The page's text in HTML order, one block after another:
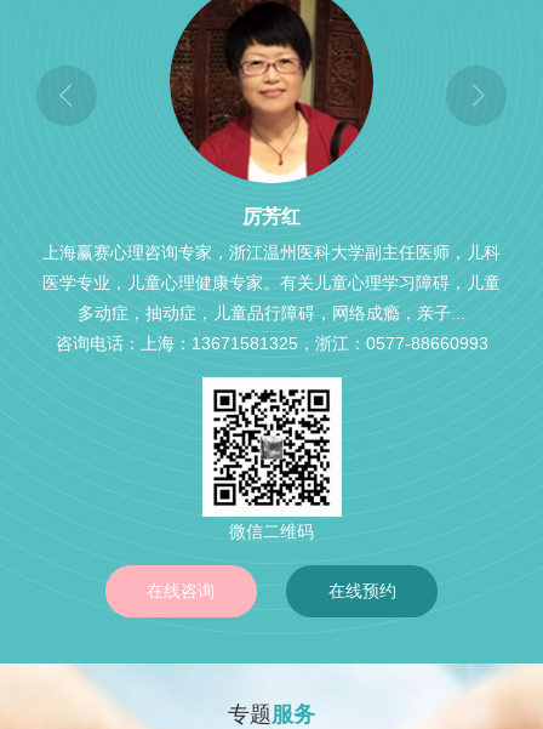
厉芳红
上海赢赛心理咨询专家，浙江温州医科大学副主任医师，儿科
医学专业，儿童心理健康专家。有关儿童心理学习障碍，儿童
多动症，抽动症，儿童品行障碍，网络成瘾，亲子...
咨询电话：上海：13671581325，浙江：0577-88660993
微信二维码
在线咨询 在线预约
专题服务